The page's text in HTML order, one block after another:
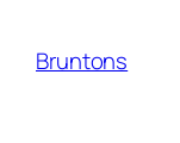
Bruntons